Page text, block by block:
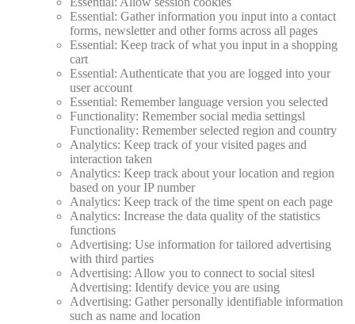
Essential: Gather information you input into a contact
forms, newsletter and other forms across all pages
Essential: Keep track of what you input in a shopping
cart
Essential: Authenticate that you are logged into your
user account
Essential: Remember language version you selected
Functionality: Remember social media settingsl
Functionality: Remember selected region and country
Analytics: Keep track of your visited pages and
interaction taken
Analytics: Keep track about your location and region
based on your IP number
Analytics: Keep track of the time spent on each page
Analytics: Increase the data quality of the statistics
functions
Advertising: Use information for tailored advertising
with third parties
Advertising: Allow you to connect to social sitesl
Advertising: Identify device you are using
Advertising: Gather personally identifiable information
such as name and location